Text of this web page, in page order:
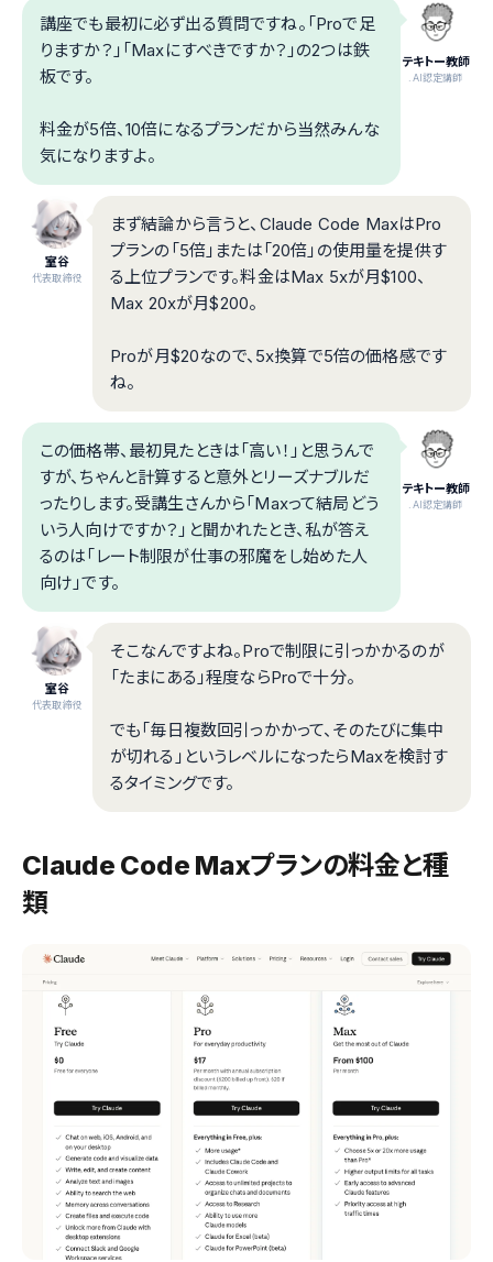
テキトー教師
.AI認定講師
講座でも最初に必ず出る質問ですね。「Proで足
りますか？」「Maxにすべきですか？」の2つは鉄
板です。
料金が5倍、10倍になるプランだから当然みんな
気になりますよ。
室谷
代表取締役
まず結論から言うと、Claude Code MaxはPro
プランの「5倍」または「20倍」の使用量を提供す
る上位プランです。料金はMax 5xが月$100、
Max 20xが月$200。
Proが月$20なので、5x換算で5倍の価格感です
ね。
テキトー教師
.AI認定講師
この価格帯、最初見たときは「高い！」と思うんで
すが、ちゃんと計算すると意外とリーズナブルだ
ったりします。受講生さんから「Maxって結局どう
いう人向けですか？」と聞かれたとき、私が答え
るのは「レート制限が仕事の邪魔をし始めた人
向け」です。
室谷
代表取締役
そこなんですよね。Proで制限に引っかかるのが
「たまにある」程度ならProで十分。
でも「毎日複数回引っかかって、そのたびに集中
が切れる」というレベルになったらMaxを検討す
るタイミングです。
Claude Code Maxプランの料金と種
類